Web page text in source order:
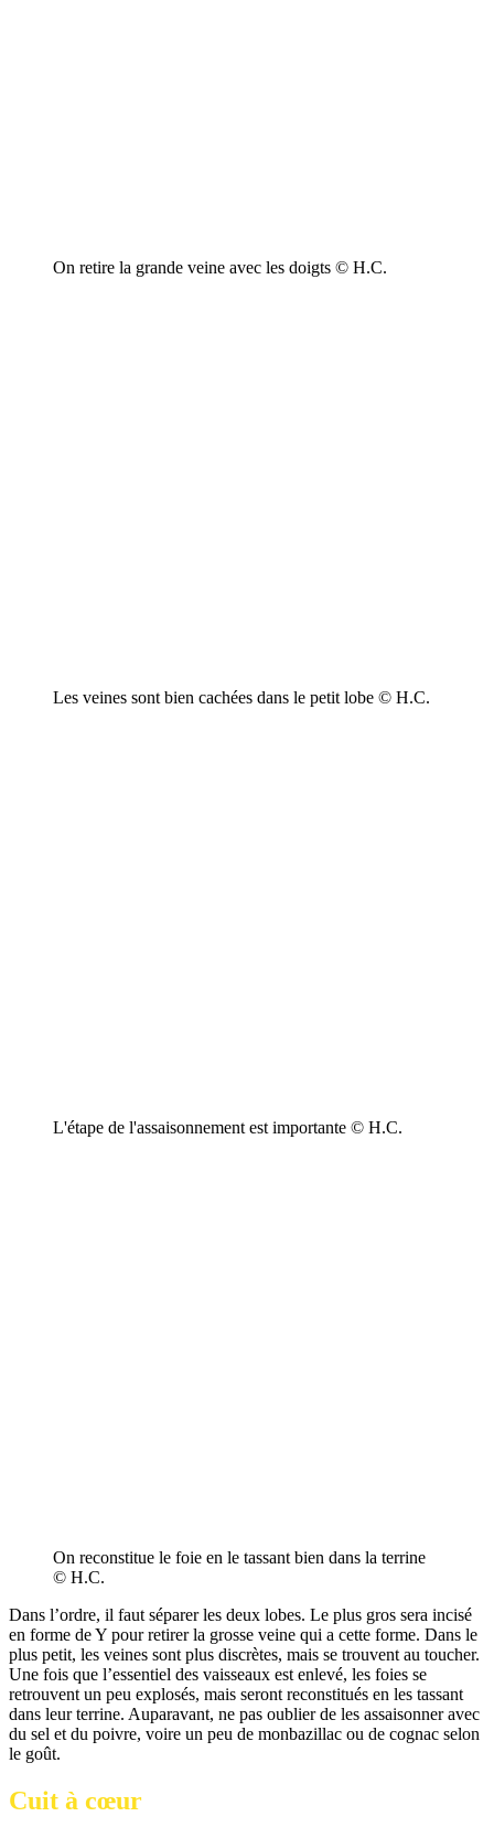
On retire la grande veine avec les doigts © H.C.
Les veines sont bien cachées dans le petit lobe © H.C.
L'étape de l'assaisonnement est importante © H.C.
On reconstitue le foie en le tassant bien dans la terrine
© H.C.
Dans l’ordre, il faut séparer les deux lobes. Le plus gros sera incisé
en forme de Y pour retirer la grosse veine qui a cette forme. Dans le
plus petit, les veines sont plus discrètes, mais se trouvent au toucher.
Une fois que l’essentiel des vaisseaux est enlevé, les foies se
retrouvent un peu explosés, mais seront reconstitués en les tassant
dans leur terrine. Auparavant, ne pas oublier de les assaisonner avec
du sel et du poivre, voire un peu de monbazillac ou de cognac selon
le goût.
Cuit à cœur